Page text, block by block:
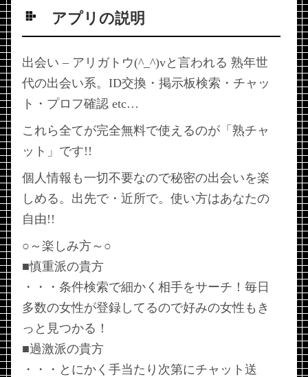
アプリの説明
出会い – アリガトウ(^_^)vと言われる 熟年世
代の出会い系。ID交換・掲示板検索・チャッ
ト・プロフ確認 etc…
これら全てが完全無料で使えるのが「熟チャ
ット」です!!
個人情報も一切不要なので秘密の出会いを楽
しめる。出先で・近所で。使い方はあなたの
自由!!
○～楽しみ方～○
■慎重派の貴方
・・・条件検索で細かく相手をサーチ！毎日
多数の女性が登録してるので好みの女性もき
っと見つかる！
■過激派の貴方
・・・とにかく手当たり次第にチャット送